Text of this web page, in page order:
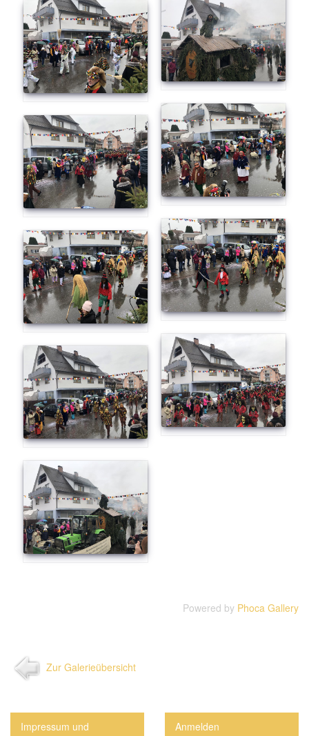
Powered by Phoca Gallery
Zur Galerieübersicht
Impressum und
Anmelden